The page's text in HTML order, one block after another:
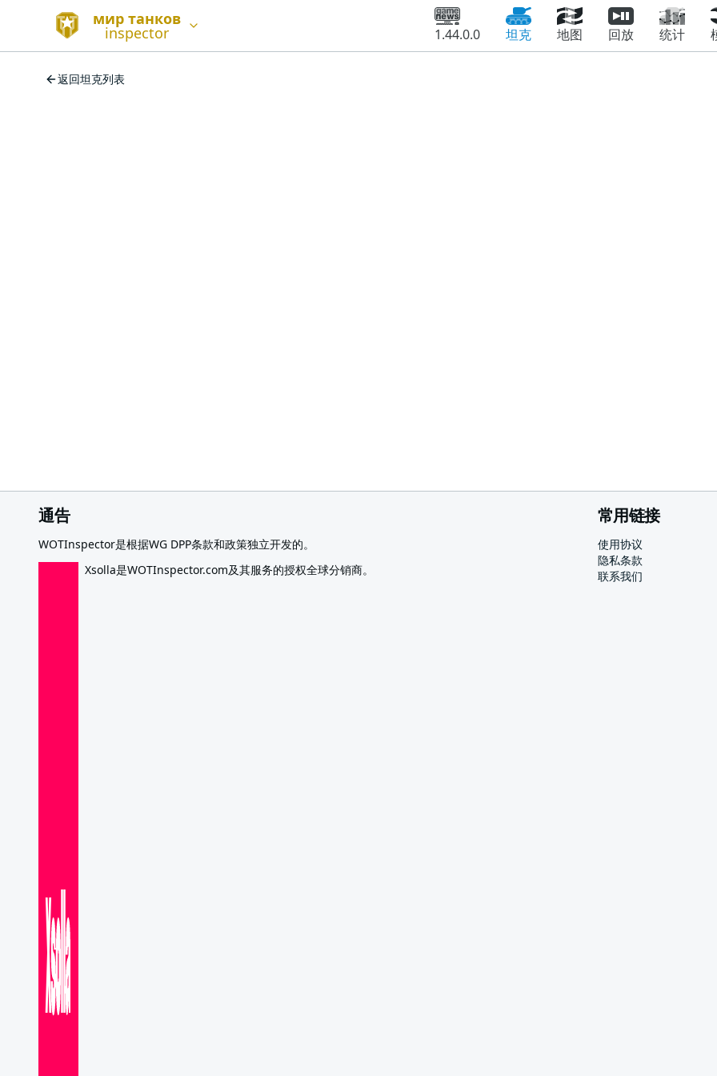
мир танков
inspector 1.44.0.0 坦克 地图 回放 统计
返回坦克列表
通告
WOTInspector是根据WG DPP条款和政策独立开发的。
Xsolla是WOTInspector.com及其服务的授权全球分销商。
常用链接
使用协议
隐私条款
联系我们